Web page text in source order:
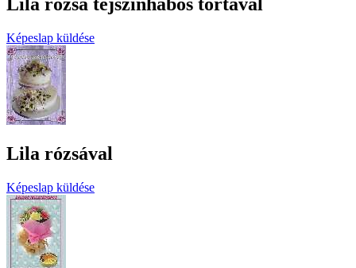
Képeslap küldése
Lila rózsával
Képeslap küldése